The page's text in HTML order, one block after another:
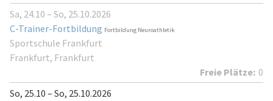
Sa, 24.10 – So, 25.10.2026
C-Trainer-Fortbildung Fortbildung Neuroathletik
Sportschule Frankfurt
Frankfurt, Frankfurt
0
So, 25.10 – So, 25.10.2026